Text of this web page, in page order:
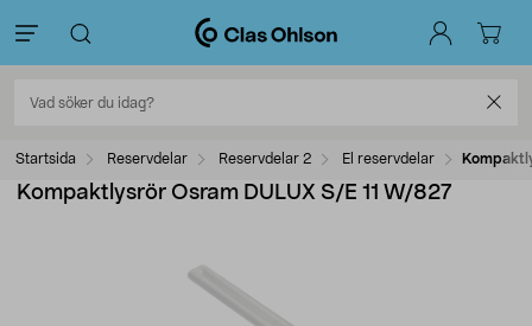
Startsida Reservdelar Reservdelar 2 El reservdelar
Kompaktlysrör Osram DULUX S/E 11 W/827